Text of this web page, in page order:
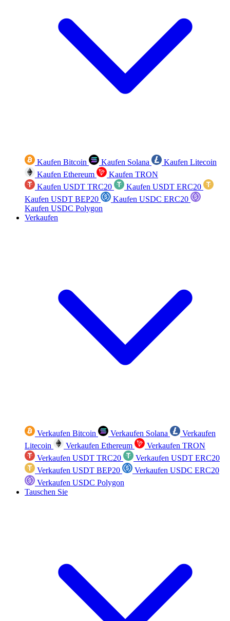
Kaufen Bitcoin Kaufen Solana
Kaufen Litecoin
Kaufen Ethereum
Kaufen TRON
Kaufen USDT TRC20
Kaufen USDT ERC20
Kaufen USDT BEP20
Kaufen USDC ERC20
Kaufen USDC Polygon
Verkaufen
Verkaufen Bitcoin Verkaufen Solana
Verkaufen
Litecoin
Verkaufen Ethereum
Verkaufen TRON
Verkaufen USDT TRC20
Verkaufen USDT ERC20
Verkaufen USDT BEP20
Verkaufen USDC ERC20
Verkaufen USDC Polygon
Tauschen Sie